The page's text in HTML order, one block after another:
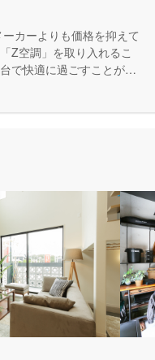
カーよりも価格を抑えて
Z空調」を取り入れるこ
で快適に過ごすことが出